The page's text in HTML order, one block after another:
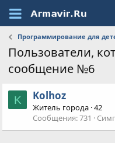
Программирование для
Пользователи,
сообщение №6
K Kolhoz
Житель города ·42
Сообщения 731